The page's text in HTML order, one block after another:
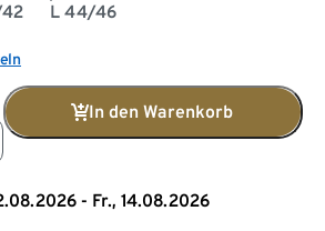
L 44/46
In den Warenkorb
- Fr., 14.08.2026